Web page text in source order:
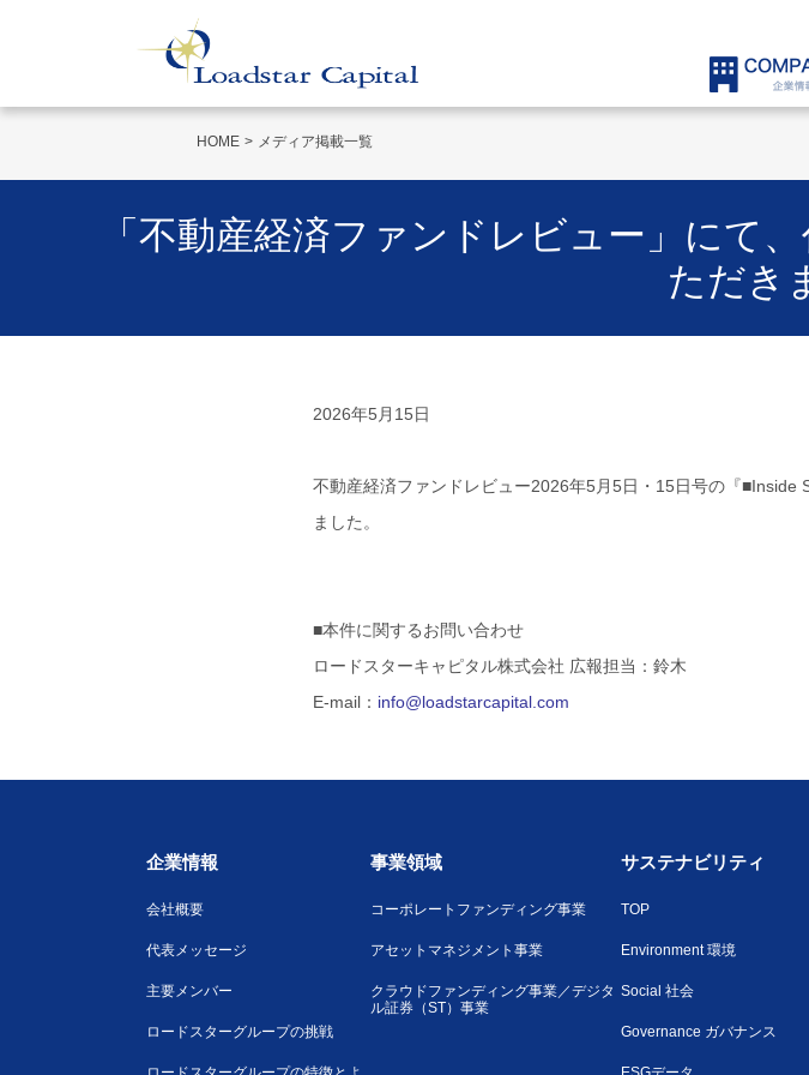
HOME メディア掲載一覧
「不動産経済ファンドレビュー」にて
ただき
2026年5月15日
不動産経済ファンドレビュー2026年5月5日・15日号の『■Inside
ました。
■本件に関するお問い合わせ
ロードスターキャピタル株式会社 広報担当：鈴木
E-mail： info@loadstarcapital.com
企業情報 事業領域 サステナビリティ
会社概要
代表メッセージ
主要メンバー
ロードスターグループの挑戦
コーポレートファンディング事業
アセットマネジメント事業
クラウドファンディング事業／デジタ
ル証券（ST）事業
TOP
Environment 環境
Social 社会
Governance ガバナンス